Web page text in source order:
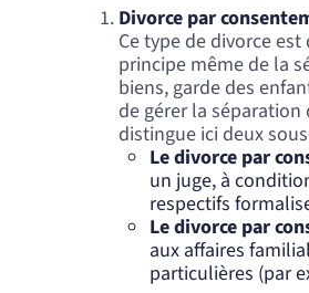
Divorce par
Ce type de divorce
principe même de la
biens, garde des
de gérer la
distingue ici deux
Le divorce par
un juge, à
respectifs
Le divorce par
aux affaires
particulières (par